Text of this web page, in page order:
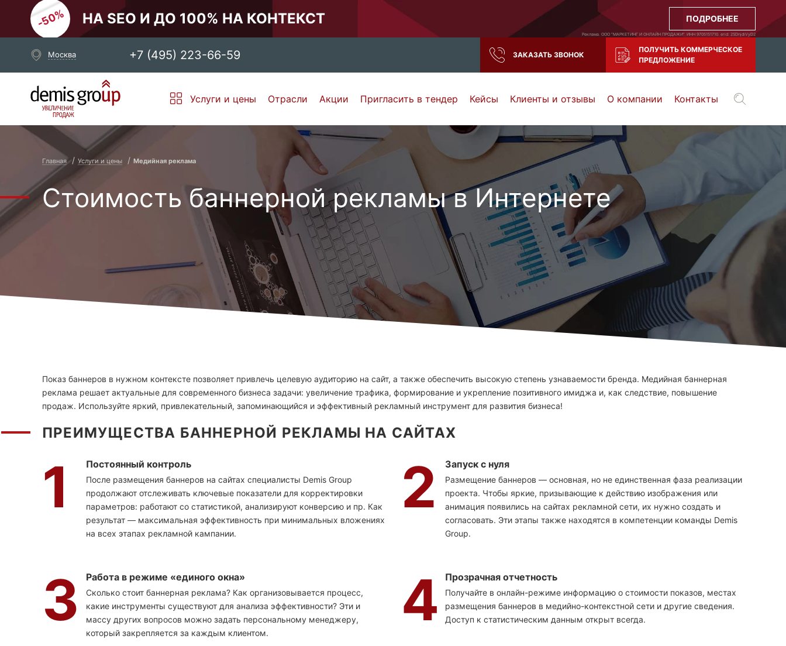
НА SEO И ДО 100% НА КОНТЕКСТ ПОДРОБНЕЕ
Реклама. ООО "МАРКЕТИНГ И ОНЛАЙН ПРОДАЖИ". ИНН 9705151710. erid: 2SDnjdiVyD2
Москва +7 (495) 223-66-59 ЗАКАЗАТЬ ЗВОНОК
ПОЛУЧИТЬ КОММЕРЧЕСКОЕ
ПРЕДЛОЖЕНИЕ
Выберите свой город
Москва Санкт-Петербург Нижний Новгород
Новосибирск Самара Ростов-на-Дону и все регионы РФ
Услуги и цены Отрасли Акции Пригласить в тендер Кейсы Клиенты и отзывы О компании Контакты
Главная Услуги и цены Медийная реклама
Стоимость баннерной рекламы в Интернете
Показ баннеров в нужном контексте позволяет привлечь целевую аудиторию на сайт, а также обеспечить высокую степень узнаваемости бренда. Медийная баннерная
реклама решает актуальные для современного бизнеса задачи: увеличение трафика, формирование и укрепление позитивного имиджа и, как следствие, повышение
продаж. Используйте яркий, привлекательный, запоминающийся и эффективный рекламный инструмент для развития бизнеса!
ПРЕИМУЩЕСТВА БАННЕРНОЙ РЕКЛАМЫ НА САЙТАХ
1 Постоянный контроль
После размещения баннеров на сайтах специалисты Demis Group
продолжают отслеживать ключевые показатели для корректировки
параметров: работают со статистикой, анализируют конверсию и пр. Как
результат — максимальная эффективность при минимальных вложениях
на всех этапах рекламной кампании.
2 Запуск с нуля
Размещение баннеров — основная, но не единственная фаза реализации
проекта. Чтобы яркие, призывающие к действию изображения или
анимация появились на сайтах рекламной сети, их нужно создать и
согласовать. Эти этапы также находятся в компетенции команды Demis
Group.
3 Работа в режиме «единого окна»
Сколько стоит баннерная реклама? Как организовывается процесс,
какие инструменты существуют для анализа эффективности? Эти и
массу других вопросов можно задать персональному менеджеру,
который закрепляется за каждым клиентом.
4 Прозрачная отчетность
Получайте в онлайн-режиме информацию о стоимости показов, местах
размещения баннеров в медийно-контекстной сети и другие сведения.
Доступ к статистическим данным открыт всегда.